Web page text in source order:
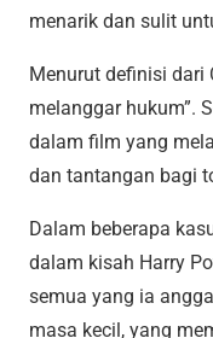
menarik dan sulit
Menurut definisi dari
melanggar hukum”.
dalam film yang
dan tantangan bagi
Dalam beberapa
dalam kisah Harry
semua yang ia
masa kecil, yang